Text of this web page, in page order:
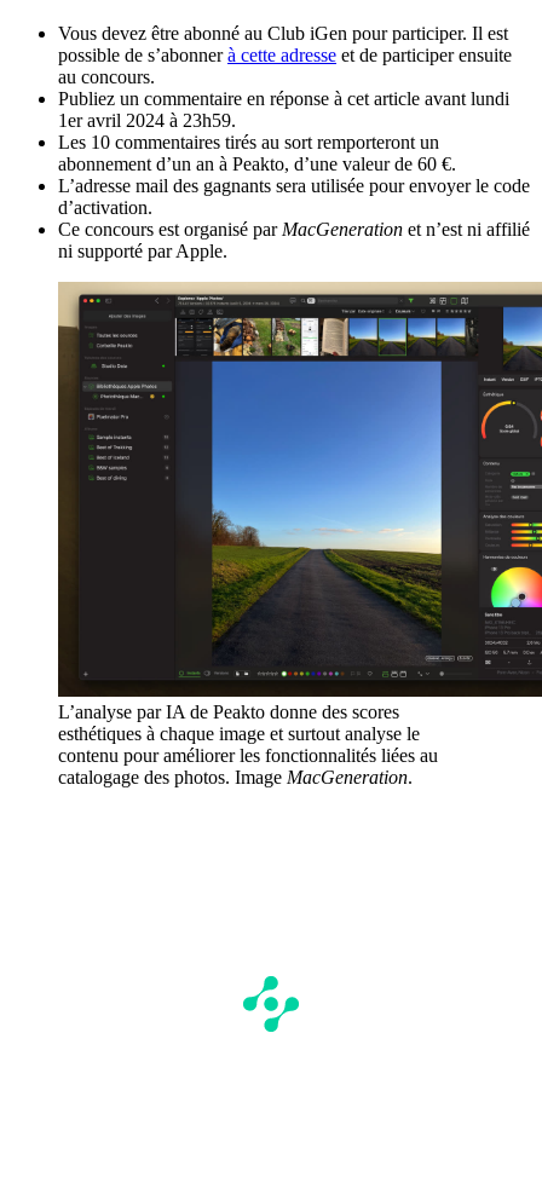
Vous devez être abonné au Club iGen pour participer. Il est
possible de s’abonnerà cette adresse et de participer ensuite
au concours.
Publiez un commentaire en réponse à cet article avant lundi
1er avril 2024 à 23h59.
Les 10 commentaires tirés au sort remporteront un
abonnement d’un an à Peakto, d’une valeur de 60 €.
L’adresse mail des gagnants sera utilisée pour envoyer le code
d’activation.
Ce concours est organisé par MacGeneration et n’est ni affilié
ni supporté par Apple.
L’analyse par IA de Peakto donne des scores
esthétiques à chaque image et surtout analyse le
contenu pour améliorer les fonctionnalités liées au
catalogage des photos. Image MacGeneration.